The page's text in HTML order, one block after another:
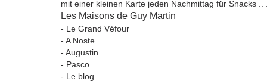
mit einer kleinen Karte jeden Nachmittag für Snacks ..
Les Maisons de Guy Martin
- Le Grand Véfour
- A Noste
- Augustin
- Pasco
- Le blog